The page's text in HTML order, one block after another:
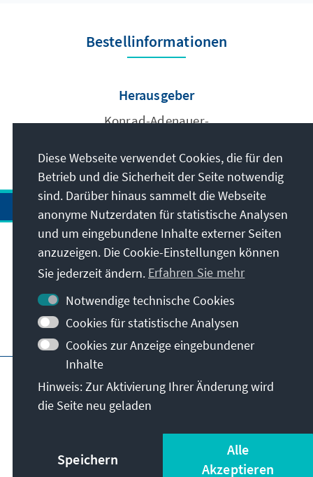
Bestellinformationen
Herausgeber
Konrad-Adenauer-
Anschrift
Kontakt
Besuchen Sie auch
Hauptseite der KAS
Nutzungsbedingungen
Erklärung zur Barrierefreiheit
© Konrad-Adenauer-Stiftung e.V. 2026
Diese Webseite verwendet Cookies, die für den
Betrieb und die Sicherheit der Seite notwendig
sind. Darüber hinaus sammelt die Webseite
anonyme Nutzerdaten für statistische Analysen
und um eingebundene Inhalte externer Seiten
anzuzeigen. Die Cookie-Einstellungen können
Sie jederzeit ändern. Erfahren Sie mehr
Notwendige technische Cookies
Cookies für statistische Analysen
Cookies zur Anzeige eingebundener
Inhalte
Hinweis: Zur Aktivierung Ihrer Änderung wird
die Seite neu geladen
Speichern
Alle
Akzeptieren